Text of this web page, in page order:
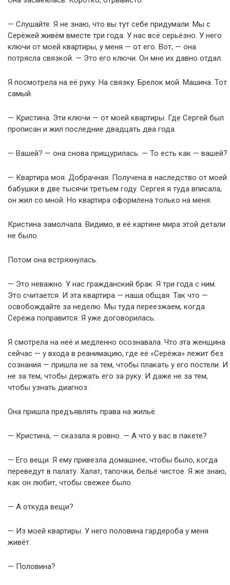
— Слушайте. Я не знаю, что вы тут себе придумали. Мы с
Серёжей живём вместе три года. У нас всё серьёзно. У него
ключи от моей квартиры, у меня — от его. Вот, — она
потрясла связкой. — Это его ключи. Он мне их давно отдал.
Я посмотрела на её руку. На связку. Брелок мой. Машина. Тот
самый.
— Кристина. Эти ключи — от моей квартиры. Где Сергей был
прописан и жил последние двадцать два года.
— Вашей? — она снова прищурилась. — То есть как — вашей?
— Квартира моя. Добрачная. Получена в наследство от моей
бабушки в две тысячи третьем году. Сергея я туда вписала,
он жил со мной. Но квартира оформлена только на меня.
Кристина замолчала. Видимо, в её картине мира этой детали
не было.
Потом она встряхнулась.
— Это неважно. У нас гражданский брак. Я три года с ним.
Это считается. И эта квартира — наша общая. Так что —
освобождайте за неделю. Мы туда переезжаем, когда
Серёжа поправится. Я уже договорилась.
Я смотрела на неё и медленно осознавала. Что эта женщина
сейчас — у входа в реанимацию, где её «Серёжа» лежит без
сознания — пришла не за тем, чтобы плакать у его постели. И
не за тем, чтобы держать его за руку. И даже не за тем,
чтобы узнать диагноз.
Она пришла предъявлять права на жильё.
— Кристина, — сказала я ровно. — А что у вас в пакете?
— Его вещи. Я ему привезла домашнее, чтобы было, когда
переведут в палату. Халат, тапочки, бельё чистое. Я же знаю,
как он любит, чтобы свежее было.
— А откуда вещи?
— Из моей квартиры. У него половина гардероба у меня
живёт.
— Половина?